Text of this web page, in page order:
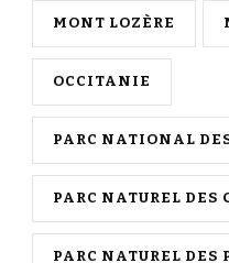
MONT LOZÈRE
OCCITANIE
PARC NATIONAL
PARC NATUREL DES
PARC NATUREL DES